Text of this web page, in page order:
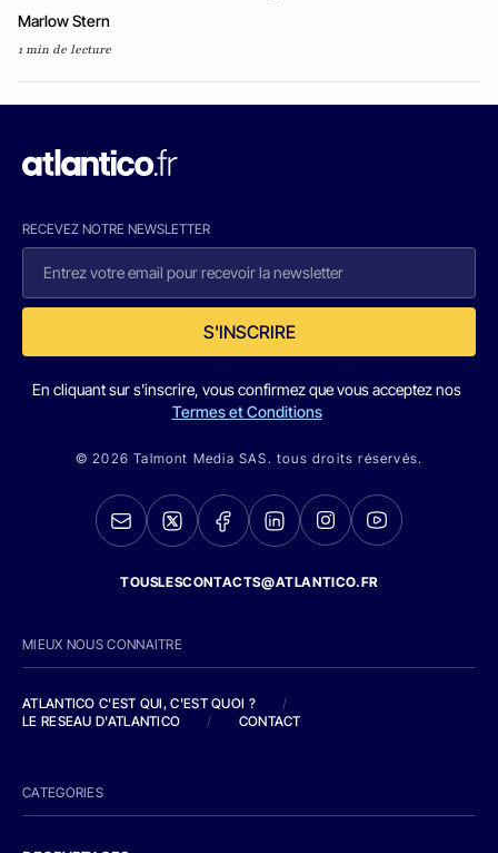
Marlow Stern
1 min de lecture
RECEVEZ NOTRE NEWSLETTER
S'INSCRIRE
En cliquant sur s'inscrire, vous confirmez que vous acceptez nos
Termes et Conditions
© 2026 Talmont Media SAS. tous droits réservés.
TOUSLESCONTACTS@ATLANTICO.FR
MIEUX NOUS CONNAITRE
ATLANTICO C'EST QUI, C'EST QUOI ?
/
LE RESEAU D'ATLANTICO
/ CONTACT
CATEGORIES